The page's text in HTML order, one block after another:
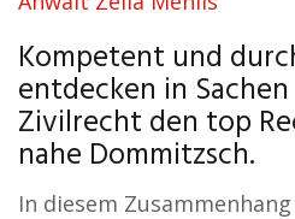
Kompetent und
entdecken in
Zivilrecht den top
nahe Dommitzsch.
In diesem